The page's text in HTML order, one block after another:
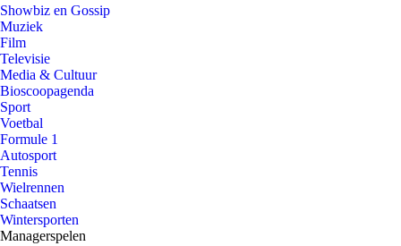
Showbiz en Gossip
Muziek
Film
Televisie
Media & Cultuur
Bioscoopagenda
Sport
Voetbal
Formule 1
Autosport
Tennis
Wielrennen
Schaatsen
Wintersporten
Managerspelen